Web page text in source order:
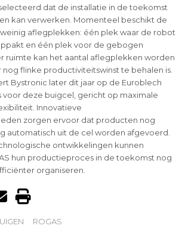
dat de installatie in de toekomst
kan verwerken. Momenteel beschikt de
aflegplekken: één plek waar de robot
en één plek voor de gebogen
ruimte kan het aantal aflegplekken worden
flinke productiviteitswinst te behalen is.
Bystronic later dit jaar op de Euroblech
voor deze buigcel, gericht op maximale
Innovatieve
zorgen ervoor dat producten nog
automatisch uit de cel worden afgevoerd.
ontwikkelingen kunnen
hun productieproces in de toekomst nog
organiseren.
ROGAS